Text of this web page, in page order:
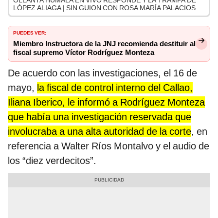
LÓPEZ ALIAGA | SIN GUION CON ROSA MARÍA PALACIOS
PUEDES VER:
Miembro Instructora de la JNJ recomienda destituir al
fiscal supremo Víctor Rodríguez Monteza
De acuerdo con las investigaciones, el 16 de
mayo, la fiscal de control interno del Callao,
Iliana Iberico, le informó a Rodríguez Monteza
que había una investigación reservada que
involucraba a una alta autoridad de la corte, en
referencia a Walter Ríos Montalvo y el audio de
los “diez verdecitos”.